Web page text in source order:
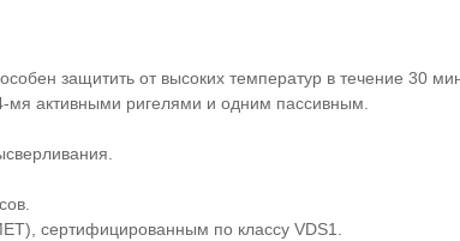
защитить от высоких температур в течение 30
активными ригелями и одним пассивным.
сертифицированным по классу VDS1.